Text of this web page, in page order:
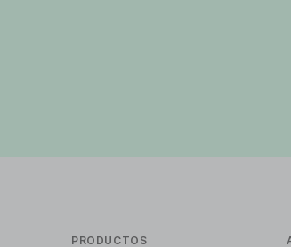
PRODUCTOS